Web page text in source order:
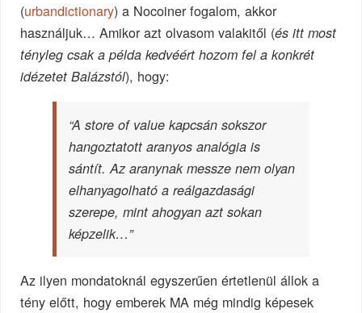
(urbandictionary) a Nocoiner fogalom, akkor
használjuk… Amikor azt olvasom valakitől (és itt most
tényleg csak a példa kedvéért hozom fel a konkrét
idézetet Balázstól), hogy:
“A store of value kapcsán sokszor
hangoztatott aranyos analógia is
sántít. Az aranynak messze nem olyan
elhanyagolható a reálgazdasági
szerepe, mint ahogyan azt sokan
képzelik…”
Az ilyen mondatoknál egyszerűen értetlenül állok a
tény előtt, hogy emberek MA még mindig képesek